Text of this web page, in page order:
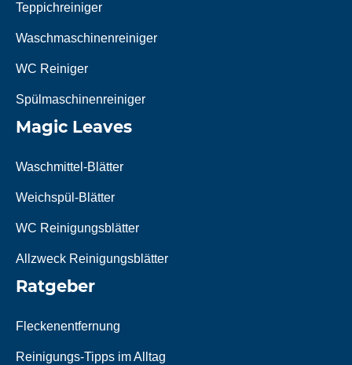
Teppichreiniger
Waschmaschinenreiniger
WC Reiniger
Spülmaschinenreiniger
Magic Leaves
Waschmittel-Blätter
Weichspül-Blätter
WC Reinigungsblätter
Allzweck Reinigungsblätter
Ratgeber
Fleckenentfernung
Reinigungs-Tipps im Alltag